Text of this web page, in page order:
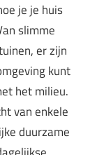
je je huis
slimme
er zijn
kunt
het milieu.
van enkele
duurzame